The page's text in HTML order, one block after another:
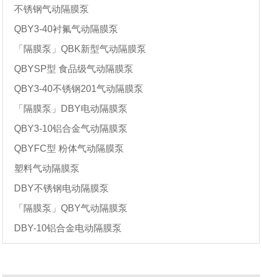
不锈钢气动隔膜泵
QBY3-40衬氟气动隔膜泵
「隔膜泵」QBK新型气动隔膜泵
QBYSP型 食品级气动隔膜泵
QBY3-40不锈钢201气动隔膜泵
「隔膜泵」DBY电动隔膜泵
QBY3-10铝合金气动隔膜泵
QBYFC型 粉体气动隔膜泵
塑料气动隔膜泵
DBY不锈钢电动隔膜泵
「隔膜泵」QBY气动隔膜泵
DBY-10铝合金电动隔膜泵